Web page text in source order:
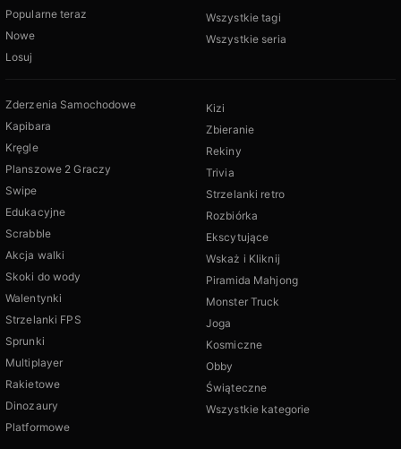
Popularne teraz
Nowe
Losuj
Wszystkie tagi
Wszystkie seria
Zderzenia Samochodowe
Kapibara
Kręgle
Planszowe 2 Graczy
Swipe
Edukacyjne
Scrabble
Akcja walki
Skoki do wody
Walentynki
Strzelanki FPS
Sprunki
Multiplayer
Rakietowe
Dinozaury
Platformowe
Kizi
Zbieranie
Rekiny
Trivia
Strzelanki retro
Rozbiórka
Ekscytujące
Wskaż i Kliknij
Piramida Mahjong
Monster Truck
Joga
Kosmiczne
Obby
Świąteczne
Wszystkie kategorie